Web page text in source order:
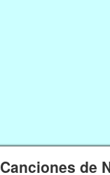
Canciones de